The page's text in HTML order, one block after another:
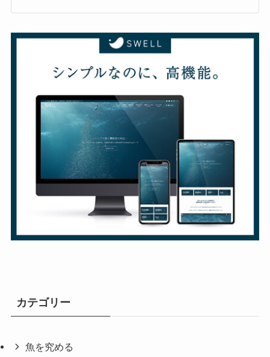
カテゴリー
魚を究める